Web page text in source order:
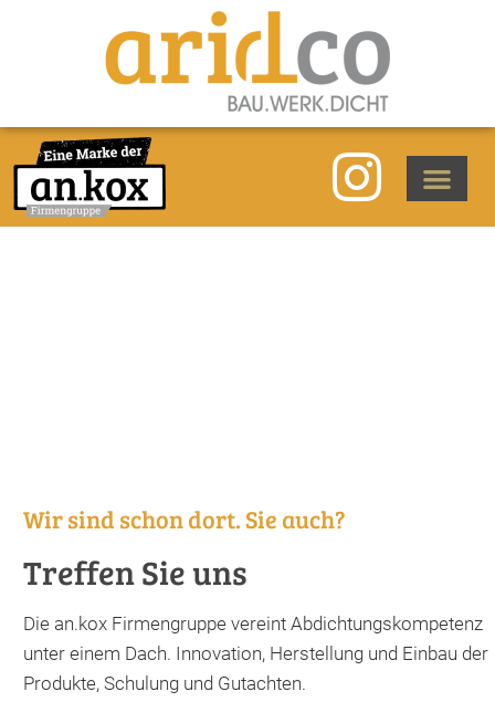
Wir sind schon dort. Sie auch?
Treffen Sie uns
Die an.kox Firmengruppe vereint Abdichtungskompetenz
unter einem Dach. Innovation, Herstellung und Einbau der
Produkte, Schulung und Gutachten.